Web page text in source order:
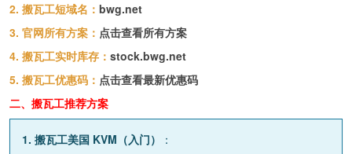
2. 搬瓦工短域名： bwg.net
3. 官网所有方案： 点击查看所有方案
4. 搬瓦工实时库存： stock.bwg.net
5. 搬瓦工优惠码： 点击查看最新优惠码
二、搬瓦工推荐方案
1. 搬瓦工美国 KVM（入门） ：